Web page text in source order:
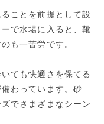
ことを前提として設
で水場に入ると、靴
も一苦労です。
ても快適さを保てる
わっています。砂
でさまざまなシーン